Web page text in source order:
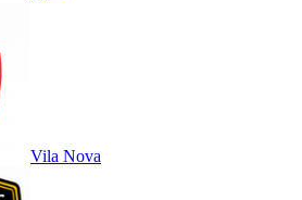
Vila Nova